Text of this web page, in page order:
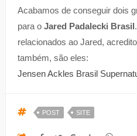
Acabamos de conseguir dois
para o Jared Padalecki Brasil
relacionados ao Jared,
também, são eles:
Jensen Ackles Brasil
POST SITE